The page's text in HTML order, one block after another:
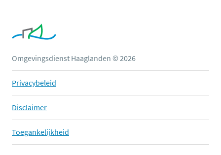
Omgevingsdienst Haaglanden © 2026
Privacybeleid
Disclaimer
Toegankelijkheid